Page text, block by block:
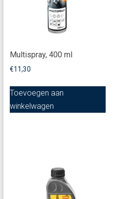
Multispray, 400 ml
€11,30
Toevoegen aan
winkelwagen